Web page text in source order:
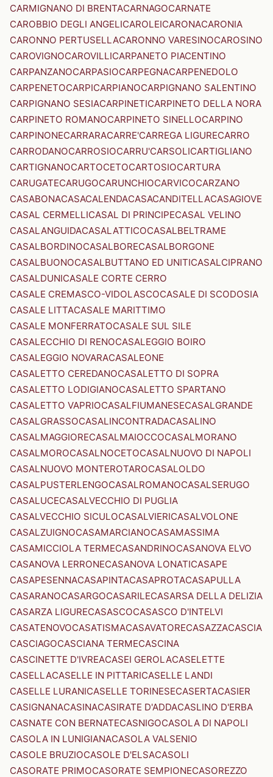
CARMIGNANO DI BRENTACARNAGOCARNATE
CAROBBIO DEGLI ANGELICAROLEICARONACARONIA
CARONNO PERTUSELLACARONNO VARESINOCAROSINO
CAROVIGNOCAROVILLICARPANETO PIACENTINO
CARPANZANOCARPASIOCARPEGNACARPENEDOLO
CARPENETOCARPICARPIANOCARPIGNANO SALENTINO
CARPIGNANO SESIACARPINETICARPINETO DELLA NORA
CARPINETO ROMANOCARPINETO SINELLOCARPINO
CARPINONECARRARACARRE'CARREGA LIGURECARRO
CARRODANOCARROSIOCARRU'CARSOLICARTIGLIANO
CARTIGNANOCARTOCETOCARTOSIOCARTURA
CARUGATECARUGOCARUNCHIOCARVICOCARZANO
CASABONACASACALENDACASACANDITELLACASAGIOVE
CASAL CERMELLICASAL DI PRINCIPECASAL VELINO
CASALANGUIDACASALATTICOCASALBELTRAME
CASALBORDINOCASALBORECASALBORGONE
CASALBUONOCASALBUTTANO ED UNITICASALCIPRANO
CASALDUNICASALE CORTE CERRO
CASALE CREMASCO-VIDOLASCOCASALE DI SCODOSIA
CASALE LITTACASALE MARITTIMO
CASALE MONFERRATOCASALE SUL SILE
CASALECCHIO DI RENOCASALEGGIO BOIRO
CASALEGGIO NOVARACASALEONE
CASALETTO CEREDANOCASALETTO DI SOPRA
CASALETTO LODIGIANOCASALETTO SPARTANO
CASALETTO VAPRIOCASALFIUMANESECASALGRANDE
CASALGRASSOCASALINCONTRADACASALINO
CASALMAGGIORECASALMAIOCCOCASALMORANO
CASALMOROCASALNOCETOCASALNUOVO DI NAPOLI
CASALNUOVO MONTEROTAROCASALOLDO
CASALPUSTERLENGOCASALROMANOCASALSERUGO
CASALUCECASALVECCHIO DI PUGLIA
CASALVECCHIO SICULOCASALVIERICASALVOLONE
CASALZUIGNOCASAMARCIANOCASAMASSIMA
CASAMICCIOLA TERMECASANDRINOCASANOVA ELVO
CASANOVA LERRONECASANOVA LONATICASAPE
CASAPESENNACASAPINTACASAPROTACASAPULLA
CASARANOCASARGOCASARILECASARSA DELLA DELIZIA
CASARZA LIGURECASASCOCASASCO D'INTELVI
CASATENOVOCASATISMACASAVATORECASAZZACASCIA
CASCIAGOCASCIANA TERMECASCINA
CASCINETTE D'IVREACASEI GEROLACASELETTE
CASELLACASELLE IN PITTARICASELLE LANDI
CASELLE LURANICASELLE TORINESECASERTACASIER
CASIGNANACASINACASIRATE D'ADDACASLINO D'ERBA
CASNATE CON BERNATECASNIGOCASOLA DI NAPOLI
CASOLA IN LUNIGIANACASOLA VALSENIO
CASOLE BRUZIOCASOLE D'ELSACASOLI
CASORATE PRIMOCASORATE SEMPIONECASOREZZO